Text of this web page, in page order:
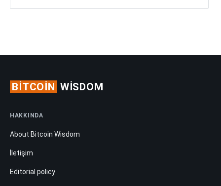
BITCOIN WISDOM
HAKKINDA
About Bitcoin Wisdom
İletişim
Editorial policy